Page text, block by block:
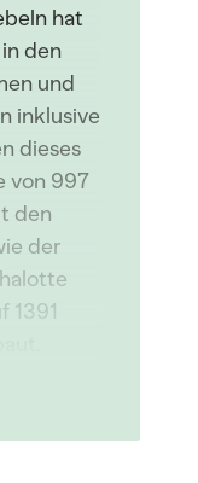
hat
den
und
inklusive
dieses
von 997
den
der
1391